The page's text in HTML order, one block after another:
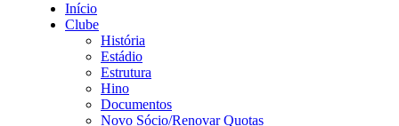
Início
Clube
História
Estádio
Estrutura
Hino
Documentos
Novo Sócio/Renovar Quotas